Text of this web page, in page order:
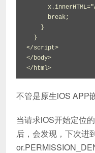
</script>
</body>
不管是原生iOS APP
当请求iOS开始定位
后，会发现，下次进